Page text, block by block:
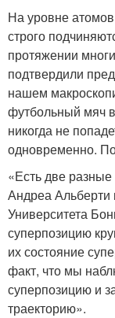
На уровне
строго
протяжении
подтвердили
нашем
футбольный мяч
никогда не
одновременно.
«Есть две
Андреа Альберти
Университета
суперпозицию
их состояние
факт, что мы
суперпозицию и
траекторию».